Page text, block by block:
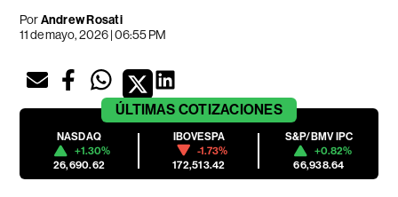
PorAndrew Rosati
11 de mayo, 2026 | 06:55 PM
ÚLTIMAS COTIZACIONES
NASDAQ
+1.30%
26,690.62
IBOVESPA
-1.73%
172,513.42
S&P/BMV IPC
+0.82%
66,938.64